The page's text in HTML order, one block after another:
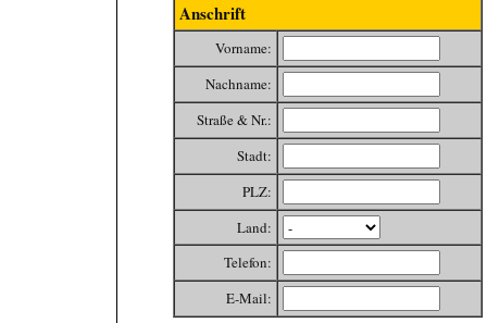
Anschrift
Vorname:
Nachname:
Straße & Nr.:
Stadt:
PLZ:
Land:
Telefon:
E-Mail: